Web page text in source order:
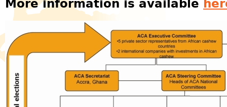
More information is available